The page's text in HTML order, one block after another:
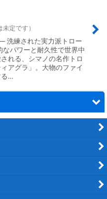
定です）
洗練された実力派トロー
なパワーと耐久性で世界中
れる、シマノの名作トロ
アグラ」。大物のファイ
る…